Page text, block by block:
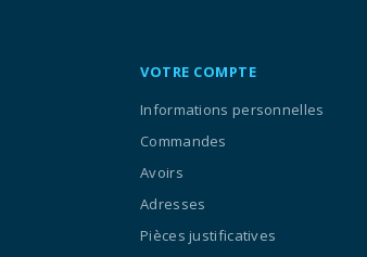
VOTRE COMPTE
Informations personnelles
Commandes
Avoirs
Adresses
Pièces justificatives